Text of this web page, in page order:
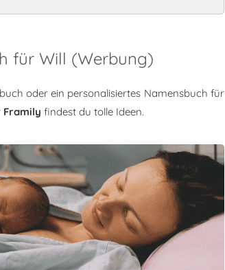
für Will (Werbung)
oder ein personalisiertes Namensbuch für
Framily findest du tolle Ideen.